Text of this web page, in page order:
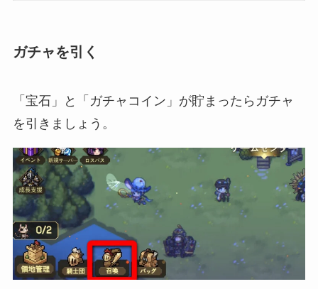
ガチャを引く
「宝石」と「ガチャコイン」が貯まったらガチャ
を引きましょう。